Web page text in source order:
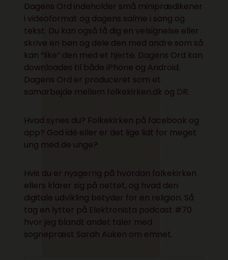
Dagens Ord indeholder små miniprædikener
i videoformat og dagens salme i sang og
tekst. Du kan også få dig en velsignelse eller
skrive en bøn og dele den med andre som så
kan “like” den med et hjerte. Dagens Ord kan
downloades til både iPhone og Android.
Dagens Ord er produceret som et
samarbejde mellem folkekirken.dk og DR.
Hvad synes du? Folkekirken på facebook og
app? God idé eller er det lige lidt for meget
ung med de unge?
Hvis du er nysgerrig på hvordan folkekirken
ellers klarer sig på nettet, og hvad den
digitale udvikling betyder for en religion. Så
tag en lytter på Elektronista podcast #70
hvor jeg blandt andet taler med
sognepræst Sarah Auken om emnet.